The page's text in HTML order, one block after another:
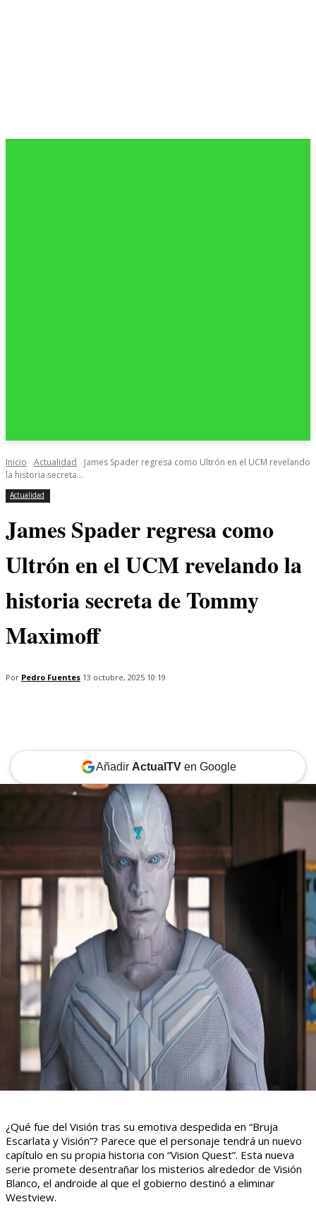
Inicio Actualidad
James Spader regresa como Ultrón en el UCM revelando
la historia secreta...
Actualidad
James Spader regresa como
Ultrón en el UCM revelando la
historia secreta de Tommy
Maximoff
Por Pedro Fuentes 13 octubre, 2025 10:19
Añadir ActualTVen Google
¿Qué fue del Visión tras su emotiva despedida en “Bruja
Escarlata y Visión”? Parece que el personaje tendrá un nuevo
capítulo en su propia historia con “Vision Quest”. Esta nueva
serie promete desentrañar los misterios alrededor de Visión
Blanco, el androide al que el gobierno destinó a eliminar
Westview.